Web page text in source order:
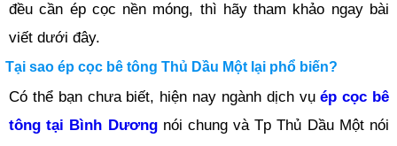
đều cần ép cọc nền móng, thì hãy tham khảo ngay bài
viết dưới đây.
Tại sao ép cọc bê tông Thủ Dầu Một lại phổ biến?
Có thể bạn chưa biết, hiện nay ngành dịch vụép cọc bê
tông tại Bình Dươngnói chung và Tp Thủ Dầu Một nói